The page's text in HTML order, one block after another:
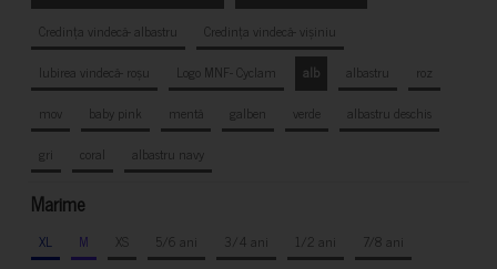
Credința vindecă- albastru
Credința vindecă- vișiniu
Iubirea vindecă- roșu
Logo MNF- Cyclam alb albastru
roz
mov
baby pink mentă galben verde
albastru deschis
gri
coral albastru navy
Marime
XL M XS 5/6 ani 3/4 ani 1/2 ani
7/8 ani